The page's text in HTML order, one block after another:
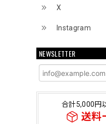
X
Instagram
NEWSLETTER
合計5,000円
送料